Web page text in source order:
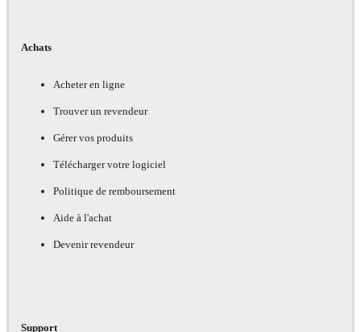
Achats
Acheter en ligne
Trouver un revendeur
Gérer vos produits
Télécharger votre logiciel
Politique de remboursement
Aide à l'achat
Devenir revendeur
Support